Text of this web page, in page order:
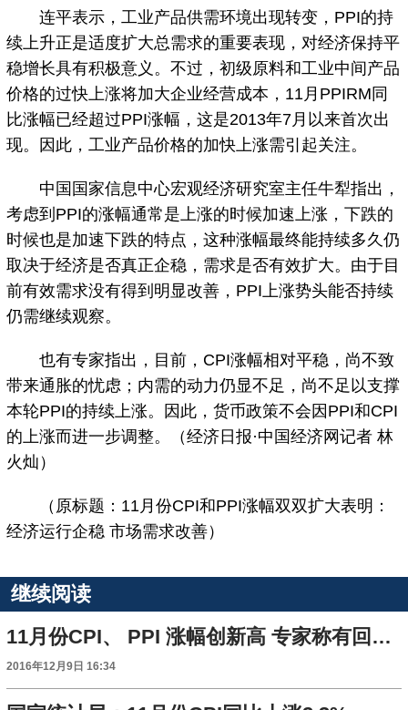
连平表示，工业产品供需环境出现转变，PPI的持
续上升正是适度扩大总需求的重要表现，对经济保持平
稳增长具有积极意义。不过，初级原料和工业中间产品
价格的过快上涨将加大企业经营成本，11月PPIRM同
比涨幅已经超过PPI涨幅，这是2013年7月以来首次出
现。因此，工业产品价格的加快上涨需引起关注。
中国国家信息中心宏观经济研究室主任牛犁指出，
考虑到PPI的涨幅通常是上涨的时候加速上涨，下跌的
时候也是加速下跌的特点，这种涨幅最终能持续多久仍
取决于经济是否真正企稳，需求是否有效扩大。由于目
前有效需求没有得到明显改善，PPI上涨势头能否持续
仍需继续观察。
也有专家指出，目前，CPI涨幅相对平稳，尚不致
带来通胀的忧虑；内需的动力仍显不足，尚不足以支撑
本轮PPI的持续上涨。因此，货币政策不会因PPI和CPI
的上涨而进一步调整。（经济日报·中国经济网记者 林
火灿）
（原标题：11月份CPI和PPI涨幅双双扩大表明：
经济运行企稳 市场需求改善）
继续阅读
11月份CPI、 PPI 涨幅创新高 专家称有回暖态势
2016年12月9日 16:34